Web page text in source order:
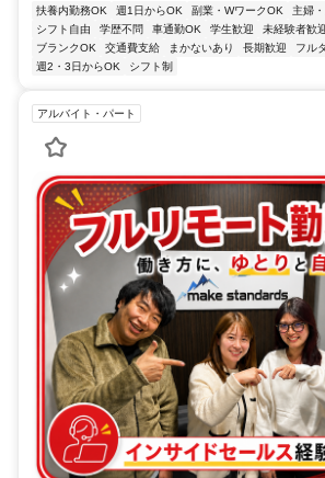
扶養内勤務OK 週1日からOK 副業・WワークOK 主婦
シフト自由
学歴不問 車通勤OK 学生歓迎 未経験者歓
ブランクOK
交通費支給 まかないあり 長期歓迎
フル
週2・3日からOK
シフト制
アルバイト・パート